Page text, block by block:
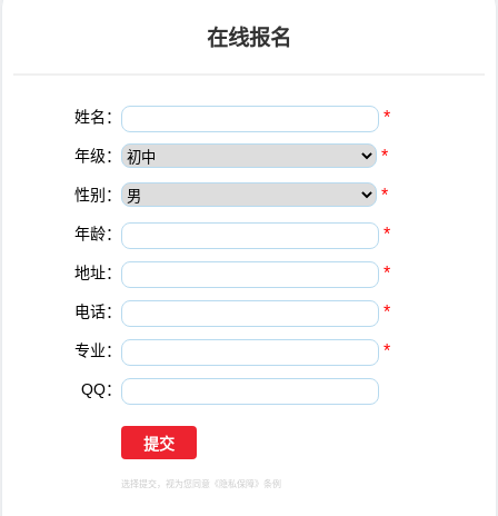
在线报名
姓名： *
年级： *
性别： *
年龄： *
地址： *
电话： *
专业： *
QQ：
选择提交，视为您同意 《隐私保障》 条例